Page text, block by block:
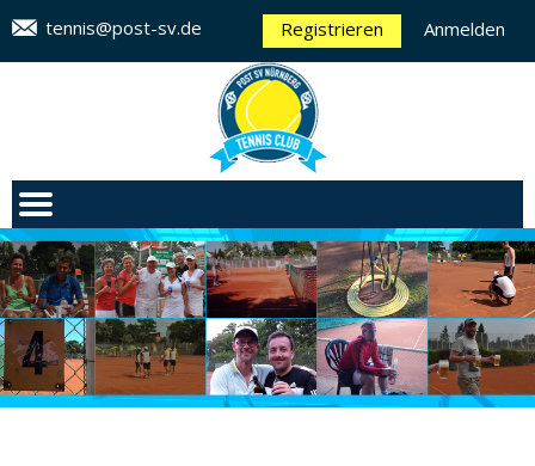
tennis@post-sv.de Registrieren Anmelden